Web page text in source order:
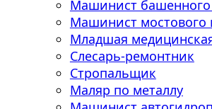
Машинист башенного
Машинист мостового
Младшая
Слесарь-ремонтник
Стропальщик
Маляр по металлу